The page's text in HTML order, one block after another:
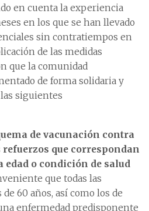
en cuenta la experiencia
en los que se han llevado
sin contratiempos en
de las medidas
que la comunidad
de forma solidaria y
siguientes
de vacunación contra
refuerzos que correspondan
edad o condición de salud
que todas las
60 años, así como los de
enfermedad predisponente